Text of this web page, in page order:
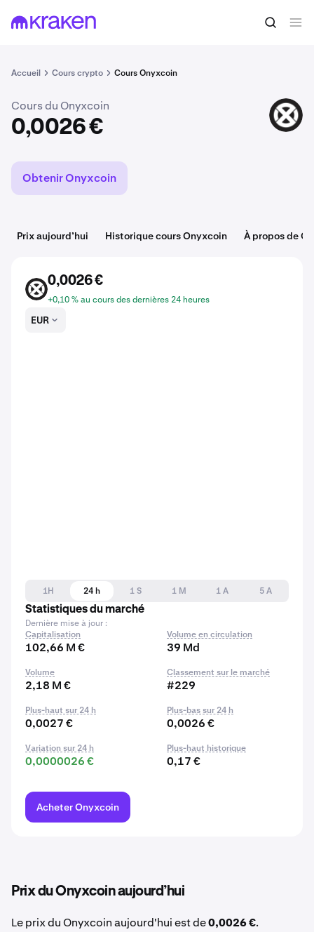
Accueil Cours crypto Cours Onyxcoin
0,0026 € Acheter du XCN
Cours du Onyxcoin
0,0026 €
XCN
Obtenir Onyxcoin
Prix aujourd’hui Historique cours Onyxcoin À propos de
XCN
0,0026 €
+0,10 % au cours des dernières 24 heures
EUR
1H 24 h 1 S 1 M 1 A
5 A
Statistiques du marché
Dernière mise à jour :
Capitalisation
102,66 M €
Volume en circulation
39 Md
Volume
2,18 M €
Classement sur le marché
#229
Plus-haut sur 24 h
0,0027 €
Plus-bas sur 24 h
0,0026 €
Variation sur 24 h
0,0000026 €
Plus-haut historique
0,17 €
Acheter Onyxcoin
Prix du Onyxcoin aujourd’hui
Le prix du Onyxcoin aujourd'hui est de0,0026 €.